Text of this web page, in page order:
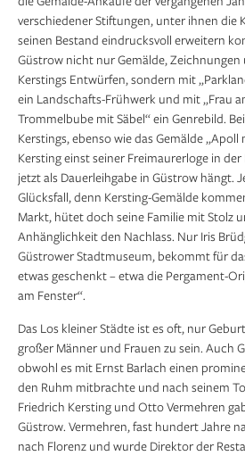
verschiedener Stiftungen, unter ihnen die
seinen Bestand eindrucksvoll erweitern
Güstrow nicht nur Gemälde, Zeichnungen
Kerstings Entwürfen, sondern mit
ein Landschafts-Frühwerk und mit „Frau
Trommelbube mit Säbel“ ein Genrebild.
Kerstings, ebenso wie das Gemälde
Kersting einst seiner Freimaurerloge in
jetzt als Dauerleihgabe in Güstrow hängt.
Glücksfall, denn Kersting-Gemälde
Markt, hütet doch seine Familie mit Stolz
Anhänglichkeit den Nachlass. Nur Iris
Güstrower Stadtmuseum, bekommt für
etwas geschenkt – etwa die Pergament-
am Fenster“.
Das Los kleiner Städte ist es oft, nur
großer Männer und Frauen zu sein. Auch
obwohl es mit Ernst Barlach einen
den Ruhm mitbrachte und nach seinem
Friedrich Kersting und Otto Vermehren
Güstrow. Vermehren, fast hundert Jahre
nach Florenz und wurde Direktor der